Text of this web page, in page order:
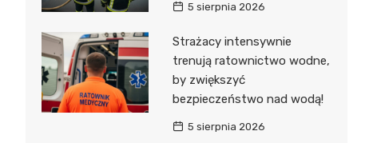
5 sierpnia 2026
Strażacy intensywnie
trenują ratownictwo wodne,
by zwiększyć
bezpieczeństwo nad wodą!
5 sierpnia 2026